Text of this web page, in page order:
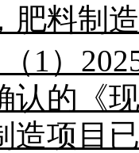
肥料制造
1 ）
认的《
造项目